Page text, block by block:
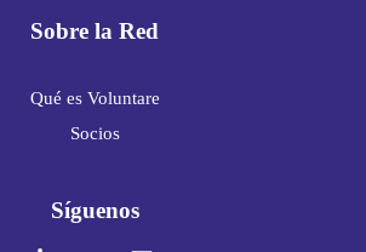
Sobre la Red
Qué es Voluntare
Socios
Síguenos